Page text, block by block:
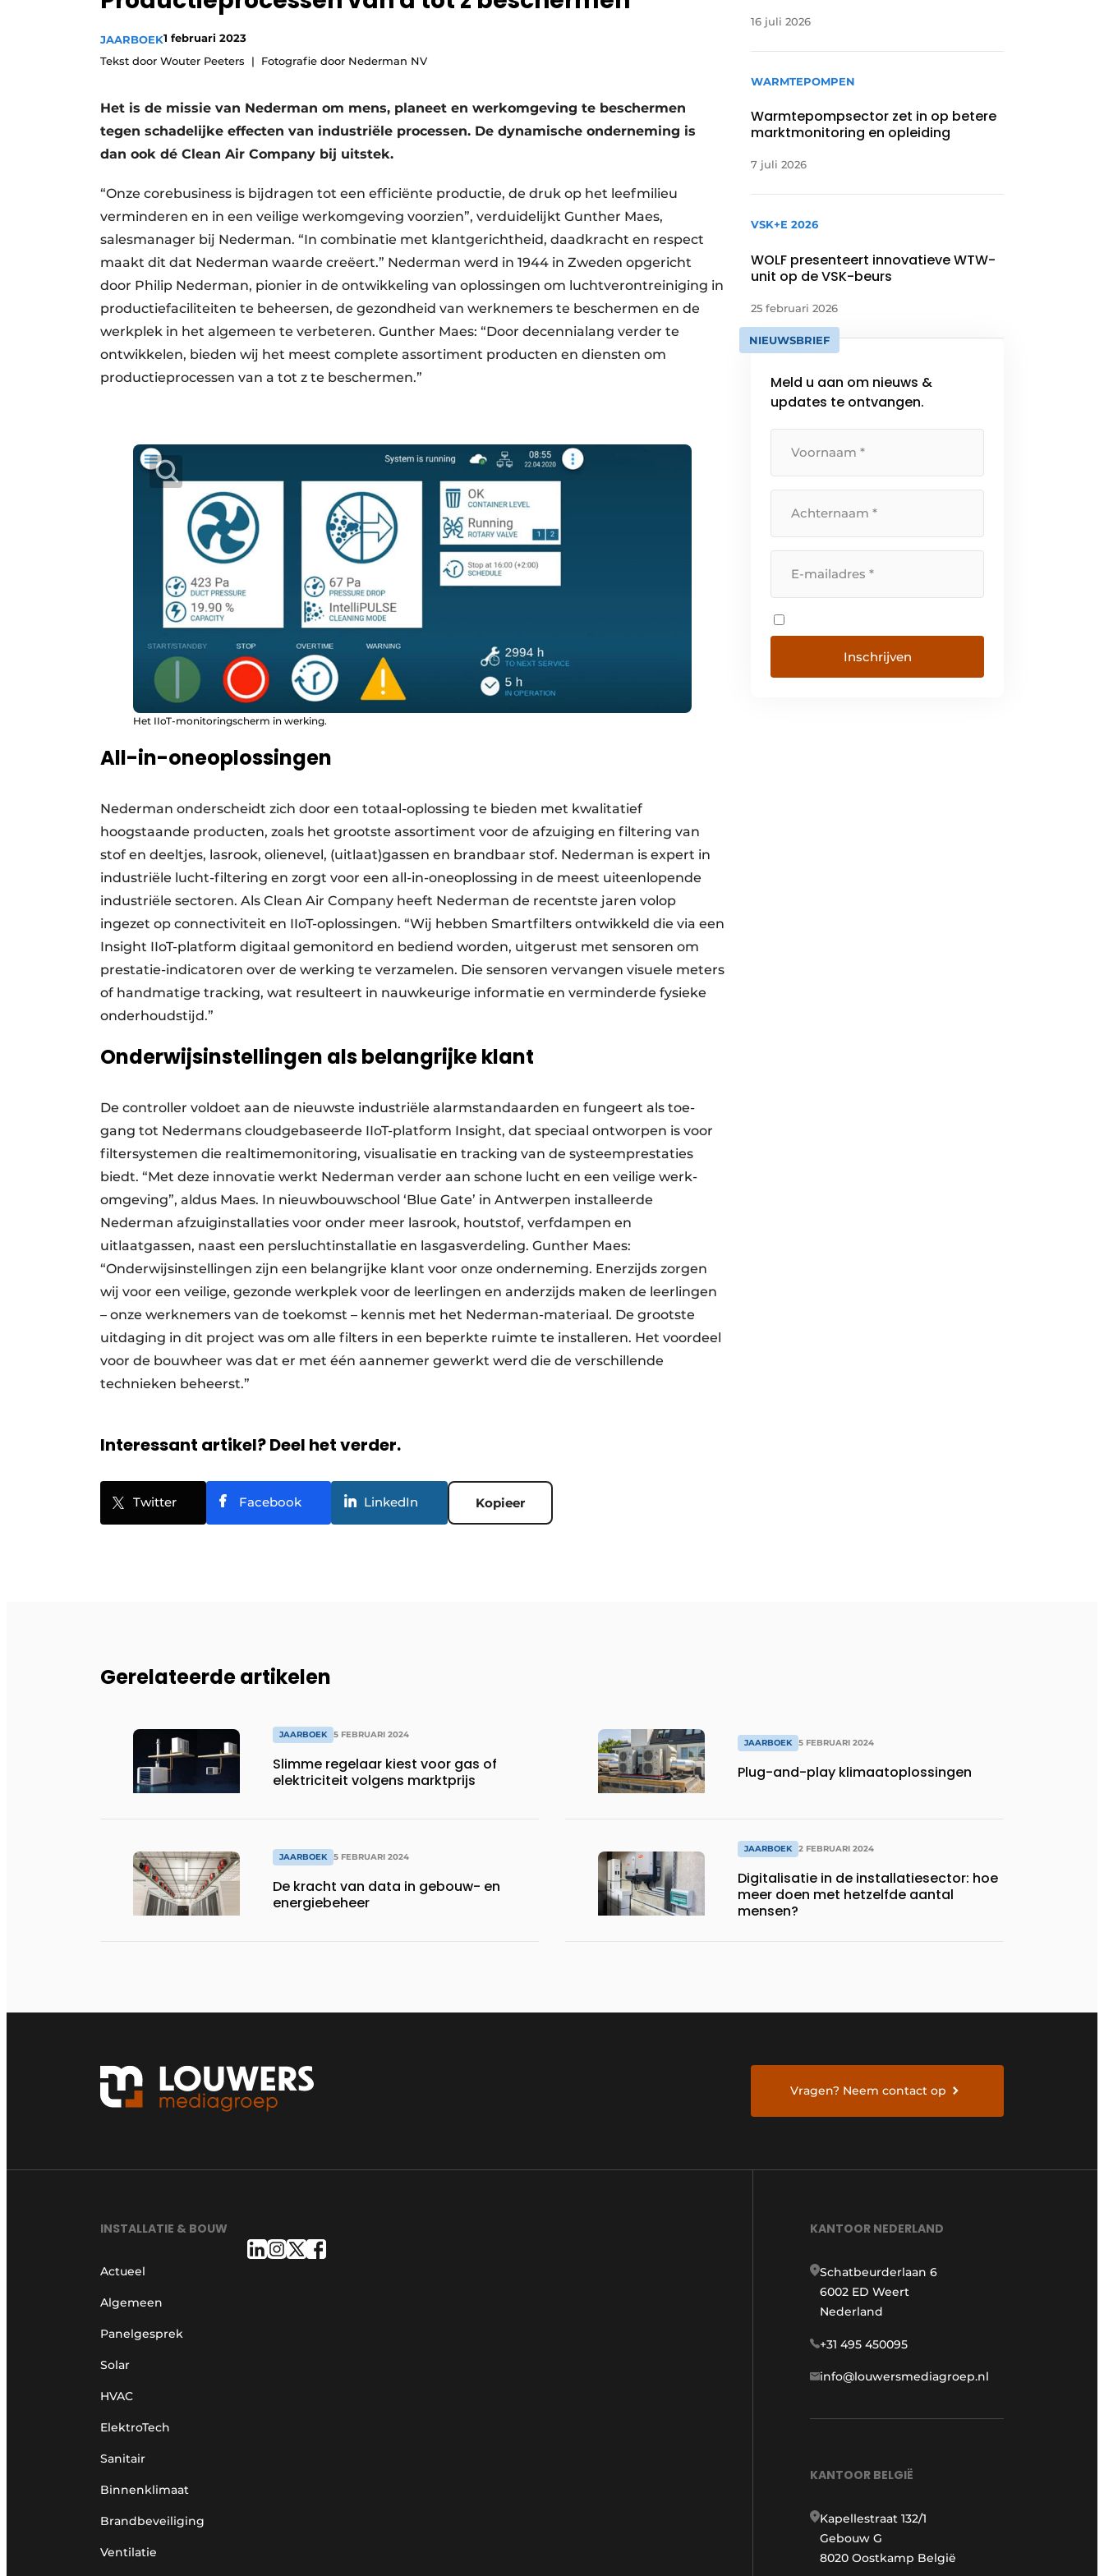
Vacature aanmelden
Vacatures
JAARBOEK1 februari 2023
Tekst door Wouter Peeters
Fotografie door Nederman NV
Het is de missie van Nederman om mens, planeet en werkomgeving te beschermen
tegen schadelijke effecten van industriële processen. De dynamische onderneming is
dan ook dé Clean Air Company bij uitstek.
“Onze corebusiness is bijdragen tot een efficiënte productie, de druk op het leefmilieu
verminderen en in een veilige werkomgeving voorzien”, ver­duidelijkt Gunther Maes,
salesmanager bij Nederman. “In combinatie met klant­gerichtheid, daad­kracht en respect
maakt dit dat Nederman waarde creëert.” Nederman werd in 1944 in Zweden opgericht
door Philip Nederman, pionier in de ontwikkeling van oplossingen om lucht­verontreiniging in
productie­faciliteiten te beheersen, de gezondheid van werknemers te beschermen en de
werkplek in het algemeen te verbeteren. Gunther Maes: “Door decennia­lang verder te
ontwikkelen, bieden wij het meest complete assortiment producten en diensten om
productie­processen van a tot z te beschermen.”
Het IIoT-monitoringscherm in werking.
All-in-oneoplossingen
Nederman onderscheidt zich door een totaal-oplossing te bieden met kwalitatief
hoogstaande producten, zoals het grootste assortiment voor de afzuiging en filtering van
stof en deeltjes, lasrook, olienevel, (uitlaat)gassen en brandbaar stof. Nederman is expert in
industriële lucht-filtering en zorgt voor een all-in-oneoplossing in de meest uiteenlopende
industriële sectoren. Als Clean Air Company heeft Nederman de recentste jaren volop
ingezet op connectiviteit en IIoT-oplossingen. “Wij hebben Smartfilters ontwikkeld die via een
Insight IIoT-platform digitaal gemonitord en bediend worden, uitgerust met sensoren om
prestatie-indicatoren over de werking te verzamelen. Die sensoren vervangen visuele meters
of handmatige tracking, wat resulteert in nauwkeurige informatie en verminderde fysieke
onderhoudstijd.”
Onderwijsinstellingen als belangrijke klant
De controller voldoet aan de nieuwste industriële alarmstandaarden en fungeert als toe­
gang tot Nedermans cloudgebaseerde IIoT-platform Insight, dat speciaal ontworpen is voor
filtersystemen die realtimemonitoring, visualisatie en tracking van de systeemprestaties
biedt. “Met deze innovatie werkt Nederman verder aan schone lucht en een veilige werk­
omgeving”, aldus Maes. In nieuwbouw­school ‘Blue Gate’ in Antwerpen installeerde
Nederman afzuig­installaties voor onder meer lasrook, hout­stof, verfdampen en
uitlaatgassen, naast een perslucht­installatie en lasgas­verdeling. Gunther Maes:
“Onderwijsinstellingen zijn een belangrijke klant voor onze onderneming. Ener­zijds zorgen
wij voor een veilige, gezonde werkplek voor de leerlingen en anderzijds maken de leerlingen
– onze werknemers van de toekomst – kennis met het Nederman-materiaal. De grootste
uitdaging in dit project was om alle filters in een beperkte ruimte te installeren. Het voordeel
voor de bouwheer was dat er met één aannemer gewerkt werd die de verschillende
technieken beheerst.”
Interessant artikel? Deel het verder.
Twitter Facebook LinkedIn Kopieer
16 juli 2026
WARMTEPOMPEN
Warmtepompsector zet in op betere
marktmonitoring en opleiding
7 juli 2026
VSK+E 2026
WOLF presenteert innovatieve WTW-
unit op de VSK-beurs
25 februari 2026
NIEUWSBRIEF
Meld u aan om nieuws &
updates te ontvangen.
Gerelateerde artikelen
JAARBOEK 5 FEBRUARI 2024
Slimme regelaar kiest voor gas of
elektriciteit volgens marktprijs
JAARBOEK 5 FEBRUARI 2024
De kracht van data in gebouw- en
energiebeheer
JAARBOEK 5 FEBRUARI 2024
Plug-and-play klimaatoplossingen
JAARBOEK 2 FEBRUARI 2024
Digitalisatie in de installatiesector: hoe
meer doen met hetzelfde aantal
mensen?
Vragen? Neem contact op
INSTALLATIE & BOUW
Actueel
Algemeen
Panelgesprek
Solar
HVAC
ElektroTech
Sanitair
Binnenklimaat
Brandbeveiliging
Ventilatie
KANTOOR NEDERLAND
Schatbeurderlaan 6
6002 ED Weert
Nederland
+31 495 450095
info@louwersmediagroep.nl
KANTOOR BELGIË
Kapellestraat 132/1
Gebouw G
8020 Oostkamp België